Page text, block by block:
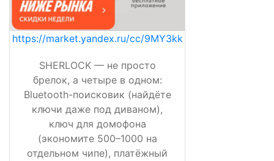
https://market.yandex.ru/cc/9MY3kk
SHERLOCK — не просто
брелок, а четыре в одном:
Bluetooth-поисковик (найдёте
ключи даже под диваном),
ключ для домофона
(экономите 500–1000 на
отдельном чипе), платёжный